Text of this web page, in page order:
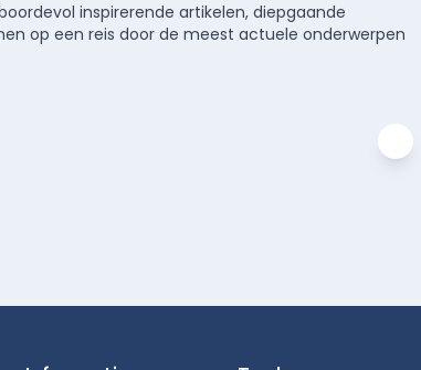
inspirerende artikelen, diepgaande
op een reis door de meest actuele onderwerpen